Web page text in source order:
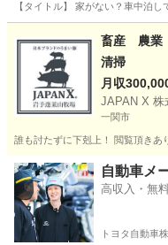
【タイトル】 家がない？車中泊
その他
畜産 農業
清掃
月収
JAPAN X 株
一関市
誰も討たずに下剋上！ 閲覧頂きあ
岩手 一関市 その他
自動車メ
高収入・無
トヨタ自動車